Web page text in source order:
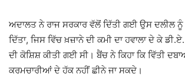
ਅਦਾਲਤ ਨੇ ਰਾਜ ਸਰਕਾਰ ਵੱਲੋਂ ਦਿੱਤੀ ਗਈ ਉਸ ਦਲੀਲ ਨੂੰ
ਦਿੱਤਾ, ਜਿਸ ਵਿੱਚ ਖ਼ਜ਼ਾਨੇ ਦੀ ਕਮੀ ਦਾ ਹਵਾਲਾ ਦੇ ਕੇ
ਦੀ ਕੋਸ਼ਿਸ਼ ਕੀਤੀ ਗਈ ਸੀ। ਬੈਂਚ ਨੇ ਕਿਹਾ ਕਿ ਵਿੱਤੀ
ਕਰਮਚਾਰੀਆਂ ਦੇ ਹੱਕ ਨਹੀਂ ਛੀਨੇ ਜਾ ਸਕਦੇ।